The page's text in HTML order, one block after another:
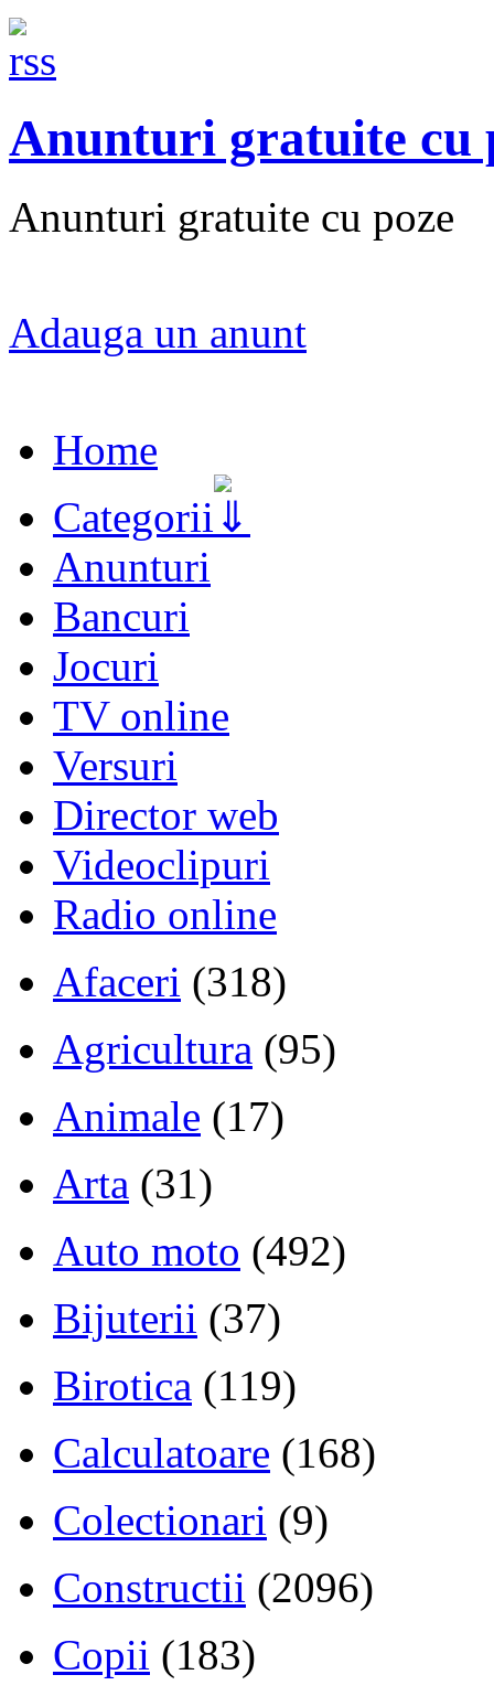
Anunturi gratuite cu
Anunturi gratuite cu poze
Adauga un anunt
Home
Categorii
Anunturi
Bancuri
Jocuri
TV online
Versuri
Director web
Videoclipuri
Radio online
Afaceri (318)
Agricultura (95)
Animale (17)
Arta (31)
Auto moto (492)
Bijuterii (37)
Birotica (119)
Calculatoare (168)
Colectionari (9)
Constructii (2096)
Copii (183)